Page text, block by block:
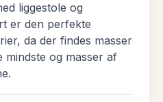
liggestole og
er den perfekte
da der findes masser
mindste og masser af